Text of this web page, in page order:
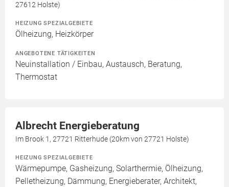
27612 Holste)
HEIZUNG SPEZIALGEBIETE
Ölheizung, Heizkörper
ANGEBOTENE TÄTIGKEITEN
Neuinstallation / Einbau, Austausch, Beratung,
Thermostat
Albrecht Energieberatung
Im Brook 1, 27721 Ritterhude (20km von 27721 Holste)
HEIZUNG SPEZIALGEBIETE
Wärmepumpe, Gasheizung, Solarthermie, Ölheizung,
Pelletheizung, Dämmung, Energieberater, Architekt,